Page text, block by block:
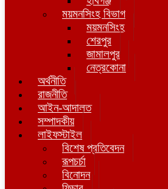
ময়মনসিংহ বিভাগ
ময়মনসিংহ
শেরপুর
জামালপুর
নেত্রকোনা
অর্থনীতি
রাজনীতি
আইন-আদালত
সম্পাদকীয়
লাইফস্টাইল
বিশেষ প্রতিবেদন
রূপচর্চা
বিনোদন